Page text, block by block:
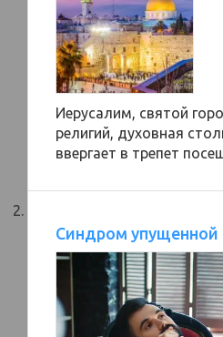
Иерусалим, святой
религий, духовная
ввергает в трепет
Синдром